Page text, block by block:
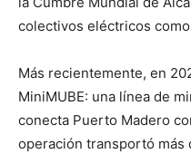
colectivos eléctricos
Más recientemente, en
MiniMUBE: una línea de
conecta Puerto Madero
operación transportó más